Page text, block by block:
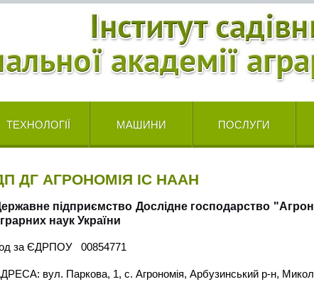
ТЕХНОЛОГІЇ МАШИНИ ПОСЛУГИ
ДГ АГРОНОМІЯ ІС НААН
підприємство Дослідне господарство
наук України
за ЄДРПОУ 00854771
вул. Паркова, 1, с. Агрономія, Арбузинський р-н,